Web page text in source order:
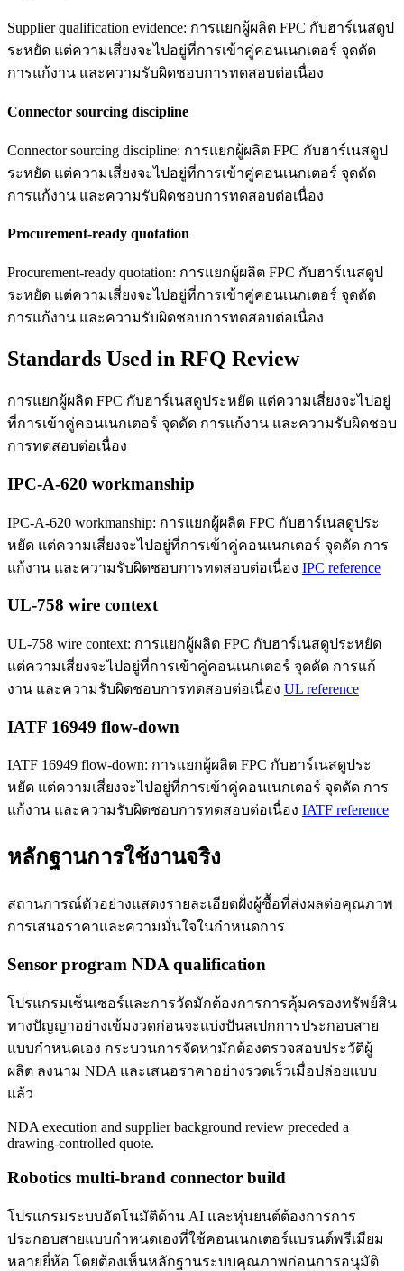
Supplier qualification evidence: การแยกผู้ผลิต FPC กับฮาร์เนสดูป
ระหยัด แต่ความเสี่ยงจะไปอยู่ที่การเข้าคู่คอนเนกเตอร์ จุดดัด
การแก้งาน และความรับผิดชอบการทดสอบต่อเนื่อง
Connector sourcing discipline
Connector sourcing discipline: การแยกผู้ผลิต FPC กับฮาร์เนสดูป
ระหยัด แต่ความเสี่ยงจะไปอยู่ที่การเข้าคู่คอนเนกเตอร์ จุดดัด
การแก้งาน และความรับผิดชอบการทดสอบต่อเนื่อง
Procurement-ready quotation
Procurement-ready quotation: การแยกผู้ผลิต FPC กับฮาร์เนสดูป
ระหยัด แต่ความเสี่ยงจะไปอยู่ที่การเข้าคู่คอนเนกเตอร์ จุดดัด
การแก้งาน และความรับผิดชอบการทดสอบต่อเนื่อง
Standards Used in RFQ Review
การแยกผู้ผลิต FPC กับฮาร์เนสดูประหยัด แต่ความเสี่ยงจะไปอยู่
ที่การเข้าคู่คอนเนกเตอร์ จุดดัด การแก้งาน และความรับผิดชอบ
การทดสอบต่อเนื่อง
IPC-A-620 workmanship
IPC-A-620 workmanship: การแยกผู้ผลิต FPC กับฮาร์เนสดูประ
หยัด แต่ความเสี่ยงจะไปอยู่ที่การเข้าคู่คอนเนกเตอร์ จุดดัด การ
แก้งาน และความรับผิดชอบการทดสอบต่อเนื่อง IPC reference
UL-758 wire context
UL-758 wire context: การแยกผู้ผลิต FPC กับฮาร์เนสดูประหยัด
แต่ความเสี่ยงจะไปอยู่ที่การเข้าคู่คอนเนกเตอร์ จุดดัด การแก้
งาน และความรับผิดชอบการทดสอบต่อเนื่อง UL reference
IATF 16949 flow-down
IATF 16949 flow-down: การแยกผู้ผลิต FPC กับฮาร์เนสดูประ
หยัด แต่ความเสี่ยงจะไปอยู่ที่การเข้าคู่คอนเนกเตอร์ จุดดัด การ
แก้งาน และความรับผิดชอบการทดสอบต่อเนื่อง IATF reference
หลักฐานการใช้งานจริง
สถานการณ์ตัวอย่างแสดงรายละเอียดฝั่งผู้ซื้อที่ส่งผลต่อคุณภาพ
การเสนอราคาและความมั่นใจในกำหนดการ
Sensor program NDA qualification
โปรแกรมเซ็นเซอร์และการวัดมักต้องการการคุ้มครองทรัพย์สิน
ทางปัญญาอย่างเข้มงวดก่อนจะแบ่งปันสเปกการประกอบสาย
แบบกำหนดเอง กระบวนการจัดหามักต้องตรวจสอบประวัติผู้
ผลิต ลงนาม NDA และเสนอราคาอย่างรวดเร็วเมื่อปล่อยแบบ
แล้ว
NDA execution and supplier background review preceded a
drawing-controlled quote.
Robotics multi-brand connector build
โปรแกรมระบบอัตโนมัติด้าน AI และหุ่นยนต์ต้องการการ
ประกอบสายแบบกำหนดเองที่ใช้คอนเนกเตอร์แบรนด์พรีเมียม
หลายยี่ห้อ โดยต้องเห็นหลักฐานระบบคุณภาพก่อนการอนุมัติ